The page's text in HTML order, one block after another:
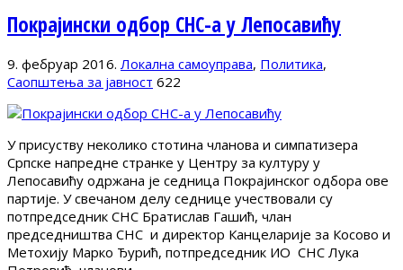
Покрајински одбор СНС-а у Лепосавићу
9. фебруар 2016. Локална самоуправа, Политика,
Саопштења за јавност 622
У присуству неколико стотина чланова и симпатизера
Српске напредне странке у Центру за културу у
Лепосавићу одржана је седница Покрајинског одбора ове
партије. У свечаном делу седнице учествовали су
потпредседник СНС Братислав Гашић, члан
председништва СНС и директор Канцеларије за Косово и
Метохију Марко Ђурић, потпредседник ИО СНС Лука